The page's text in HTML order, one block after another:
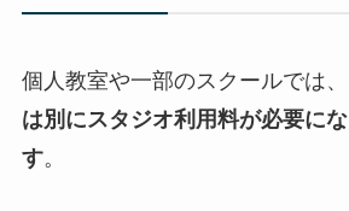
個人教室や一部のスクールでは、
は別にスタジオ利用料が必要に
す。